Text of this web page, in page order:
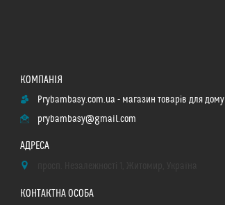
Prybambasy.com.ua - магазин товарів для дому
prybambasy@gmail.com